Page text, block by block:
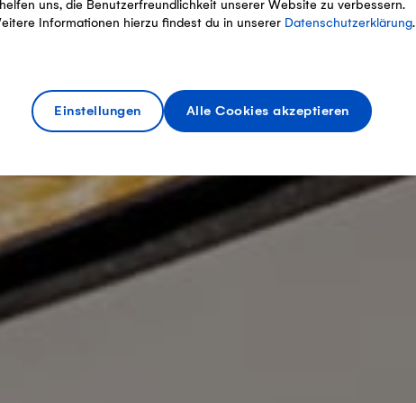
uns, die Benutzerfreundlichkeit unserer Website zu verbessern.
Informationen hierzu findest du in unserer Datenschutzerklärung.
Einstellungen Alle Cookies akzeptieren